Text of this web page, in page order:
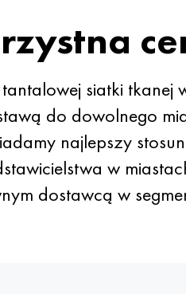
siatki
do dowolnego
najlepszy
w
dostawcą w